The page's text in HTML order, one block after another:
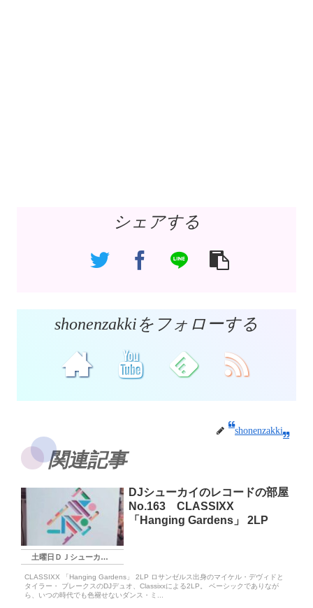
シェアする
shonenzakkiをフォローする
shonenzakki
関連記事
土曜日ＤＪシューカイ枠
DJシューカイのレコードの部屋
No.163 CLASSIXX
「Hanging Gardens」 2LP
CLASSIXX 「Hanging Gardens」 2LP ロサンゼルス出身のマイケル・デヴィドと
タイラー・ ブレークスのDJデュオ、Classixxによる2LP。 ベーシックでありなが
ら、いつの時代でも色褪せないダンス・ミ...